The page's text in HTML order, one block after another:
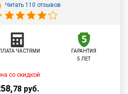
Читать 110 отзывов
ЧАСТЯМИ
ГАРАНТИЯ
5 ЛЕТ
со скидкой:
,78 руб.